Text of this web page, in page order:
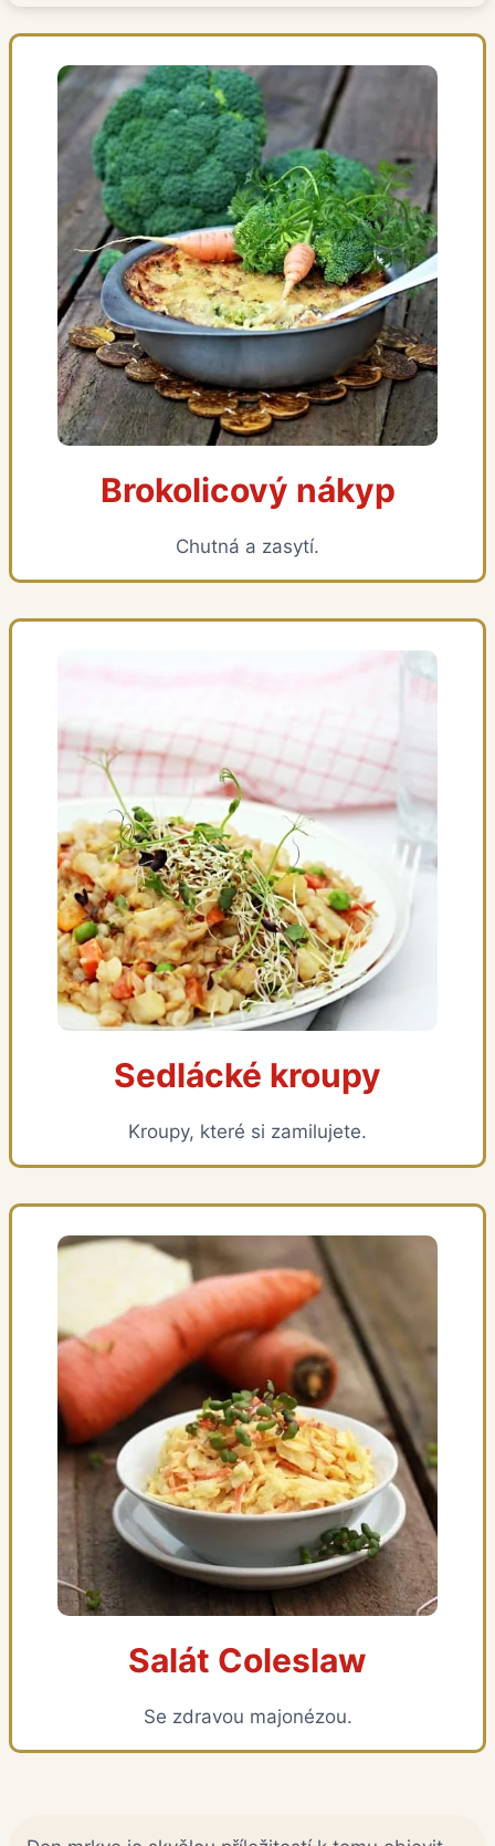
Brokolicový nákyp
Chutná a zasytí.
Sedlácké kroupy
Kroupy, které si zamilujete.
Salát Coleslaw
Se zdravou majonézou.